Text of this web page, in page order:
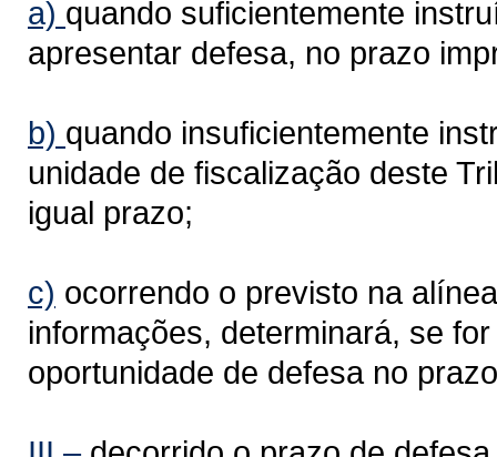
a) quando suficientemente
apresentar defesa, no prazo
b) quando insuficientemente
unidade de fiscalização deste
igual prazo;
c) ocorrendo o previsto na
informações, determinará, se
oportunidade de defesa no